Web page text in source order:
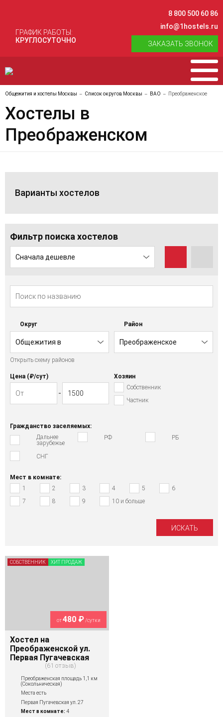
ГРАФИК РАБОТЫ:
КРУГЛОСУТОЧНО
8 800 500 60 86
info@1hostels.ru
ЗАКАЗАТЬ ЗВОНОК
Общежития и хостелы Москвы Список округов Москвы ВАО Преображенское
Хостелы в
Преображенском
Варианты хостелов
Фильтр поиска хостелов
Сначала дешевле
Округ
Общежития в
Восточном АО
Открыть схему районов
Район
Преображенское
Цена (₽/cут)
Хозяин
Собственник
Частник
Гражданство заселяемых:
Дальнее
зарубежье
РФ РБ
СНГ
Мест в комнате:
1
2 3 4 5
6
7
8 9 10 и больше
от480 ₽/сутки
Хостел на
Преображенской ул.
Первая Пугачевская
61 отзыв
Преображенская площадь 1,1 км
(Сокольническая)
Места есть
Первая Пугачевская ул. 27
Мест в комнате: 4
СОБСТВЕННИК ХИТ ПРОДАЖ